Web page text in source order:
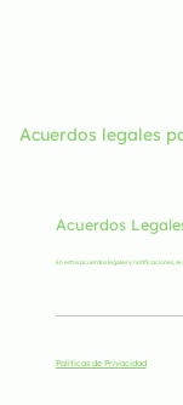
Acuerdos
En estos acuerdos legales y notificaciones,
Políticas de Privacidad
Acuerdos legales